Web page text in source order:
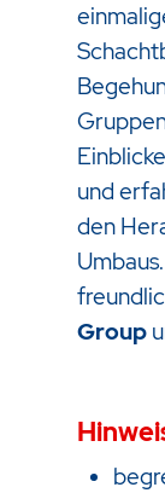
und
den
Group